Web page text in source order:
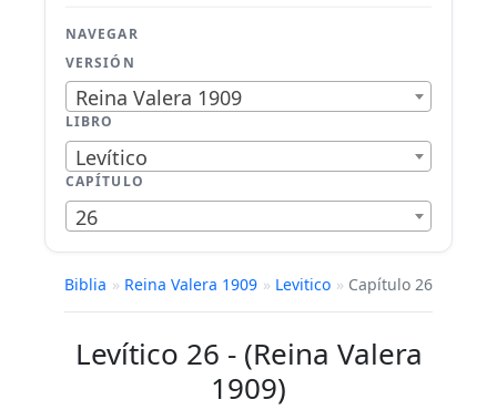
NAVEGAR
VERSIÓN
Reina Valera 1909
LIBRO
Levítico
CAPÍTULO
26
Biblia » Reina Valera 1909 » Levitico » Capítulo 26
Levítico 26 - (Reina Valera
1909)